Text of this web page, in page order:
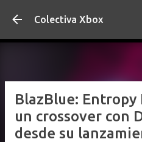
Ir al
Colectiva Xbox
BlazBlue:
un crossover con
desde su